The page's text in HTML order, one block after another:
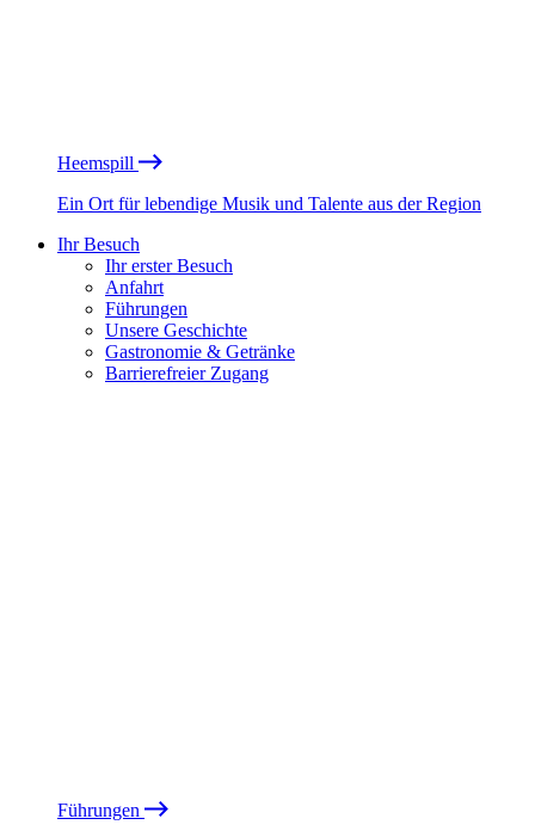
Heemspill
Ein Ort für lebendige Musik und Talente aus der Region
Ihr Besuch
Ihr erster Besuch
Anfahrt
Führungen
Unsere Geschichte
Gastronomie & Getränke
Barrierefreier Zugang
Führungen